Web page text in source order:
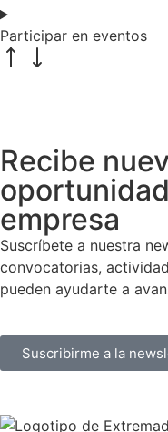
Participar en eventos
Recibe
empresa
Suscríbete a nuestra
convocatorias,
pueden ayudarte a
Suscribirme a la